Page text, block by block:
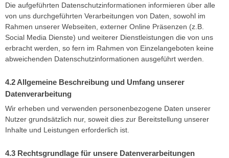
Die aufgeführten Datenschutzinformationen informieren über alle
von uns durchgeführten Verarbeitungen von Daten, sowohl im
Rahmen unserer Webseiten, externer Online Präsenzen (z.B.
Social Media Dienste) und weiterer Dienstleistungen die von uns
erbracht werden, so fern im Rahmen von Einzelangeboten keine
abweichenden Datenschutzinformationen ausgeführt werden.
Allgemeine Beschreibung und Umfang unserer
Datenverarbeitung
Wir erheben und verwenden personenbezogene Daten unserer
Nutzer grundsätzlich nur, soweit dies zur Bereitstellung unserer
Inhalte und Leistungen erforderlich ist.
Rechtsgrundlage für unsere Datenverarbeitungen